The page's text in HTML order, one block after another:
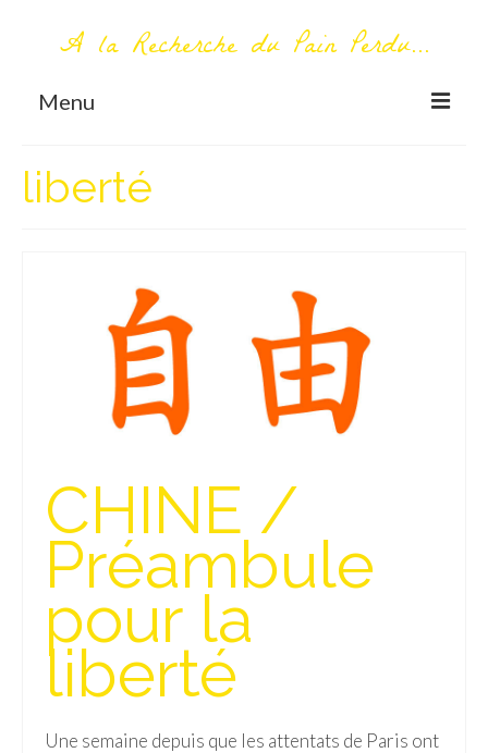
A la Recherche du Pain Perdu...
Menu
Première visite – A propos
AUTOUR DU MONDE
AFRIQUE
La Réunion
AMERIQUE DU SUD
Isla del Sol
Lac Titicaca
Salar d’Uyuni
Chili
Paraguay
liberté
CHINE /
Préambule
pour la
liberté
Une semaine depuis que les attentats de Paris ont